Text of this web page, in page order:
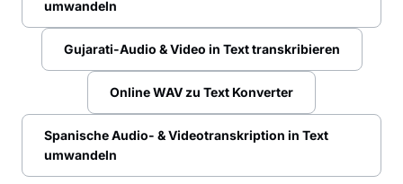
umwandeln
Gujarati-Audio & Video in Text transkribieren
Online WAV zu Text Konverter
Spanische Audio- & Videotranskription in Text
umwandeln